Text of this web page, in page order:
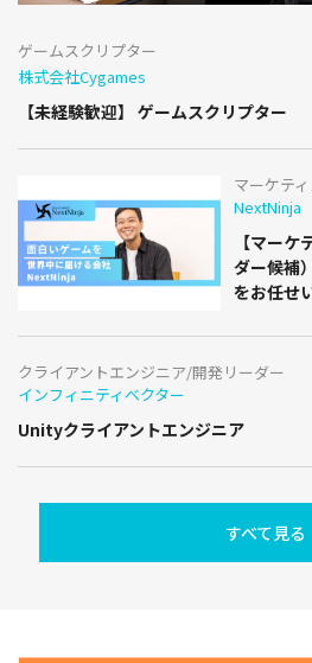
ゲームスクリプター
株式会社Cygames
【未経験歓迎】 ゲームスクリプター
マーケテ
NextNinja
【マー
ダー候補
をお任せ
クライアントエンジニア/開発リーダー
インフィニティベクター
Unityクライアントエンジニア
すべて見る